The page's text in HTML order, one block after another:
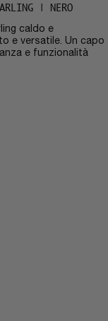
| NERO
caldo e
e versatile. Un capo
e funzionalità